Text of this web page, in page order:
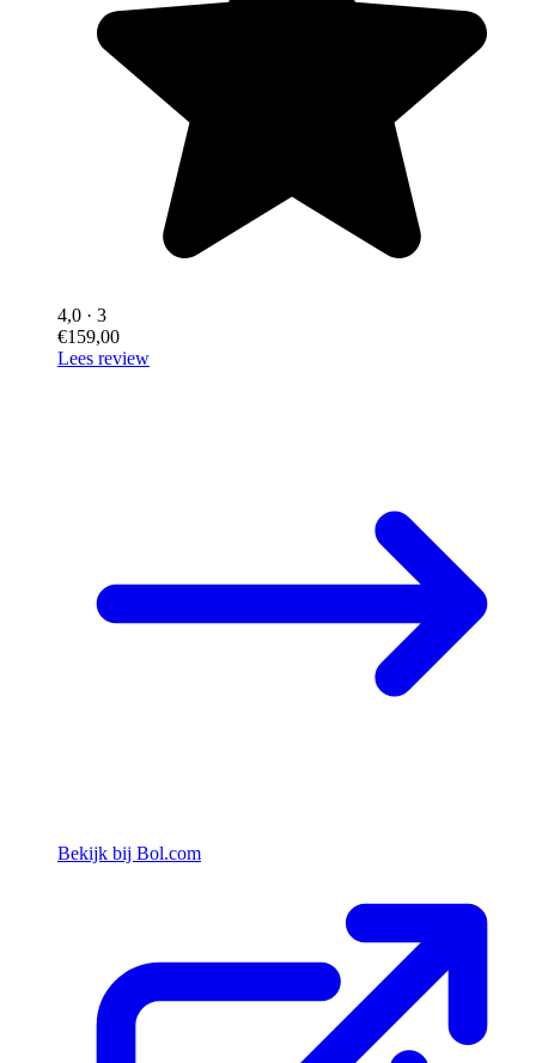
4,0 · 3
€159,00
Lees review
Bekijk bij Bol.com